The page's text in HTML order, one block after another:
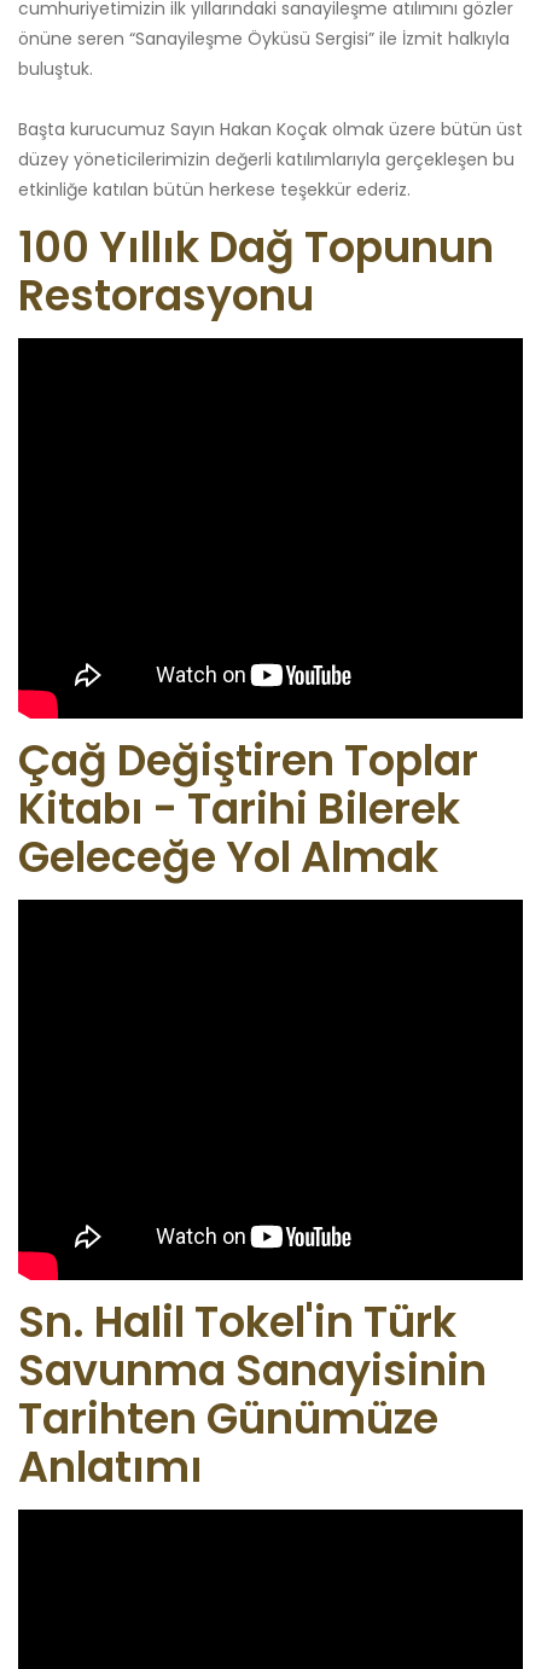
cumhuriyetimizin ilk yıllarındaki sanayileşme atılımını gözler
önüne seren “Sanayileşme Öyküsü Sergisi” ile İzmit halkıyla
buluştuk.
Başta kurucumuz Sayın Hakan Koçak olmak üzere bütün üst
düzey yöneticilerimizin değerli katılımlarıyla gerçekleşen bu
etkinliğe katılan bütün herkese teşekkür ederiz.
100 Yıllık Dağ Topunun
Restorasyonu
Çağ Değiştiren Toplar
Kitabı - Tarihi Bilerek
Geleceğe Yol Almak
Sn. Halil Tokel'in Türk
Savunma Sanayisinin
Tarihten Günümüze
Anlatımı